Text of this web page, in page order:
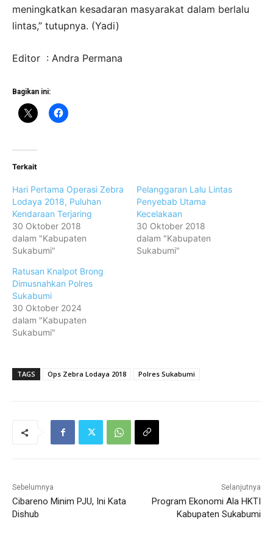
meningkatkan kesadaran masyarakat dalam berlalu
lintas,” tutupnya. (Yadi)
Editor : Andra Permana
Bagikan ini:
Terkait
Hari Pertama Operasi Zebra
Lodaya 2018, Puluhan
Kendaraan Terjaring
30 Oktober 2018
dalam "Kabupaten
Sukabumi"
Pelanggaran Lalu Lintas
Penyebab Utama
Kecelakaan
30 Oktober 2018
dalam "Kabupaten
Sukabumi"
Ratusan Knalpot Brong
Dimusnahkan Polres
Sukabumi
30 Oktober 2024
dalam "Kabupaten
Sukabumi"
TAGS Ops Zebra Lodaya 2018 Polres Sukabumi
Sebelumnya
Cibareno Minim PJU, Ini Kata
Dishub
Selanjutnya
Program Ekonomi Ala HKTI
Kabupaten Sukabumi